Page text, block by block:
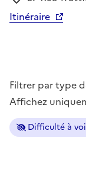
Adresse
Itinéraire
Filtrer par type
Affichez
Difficulté à